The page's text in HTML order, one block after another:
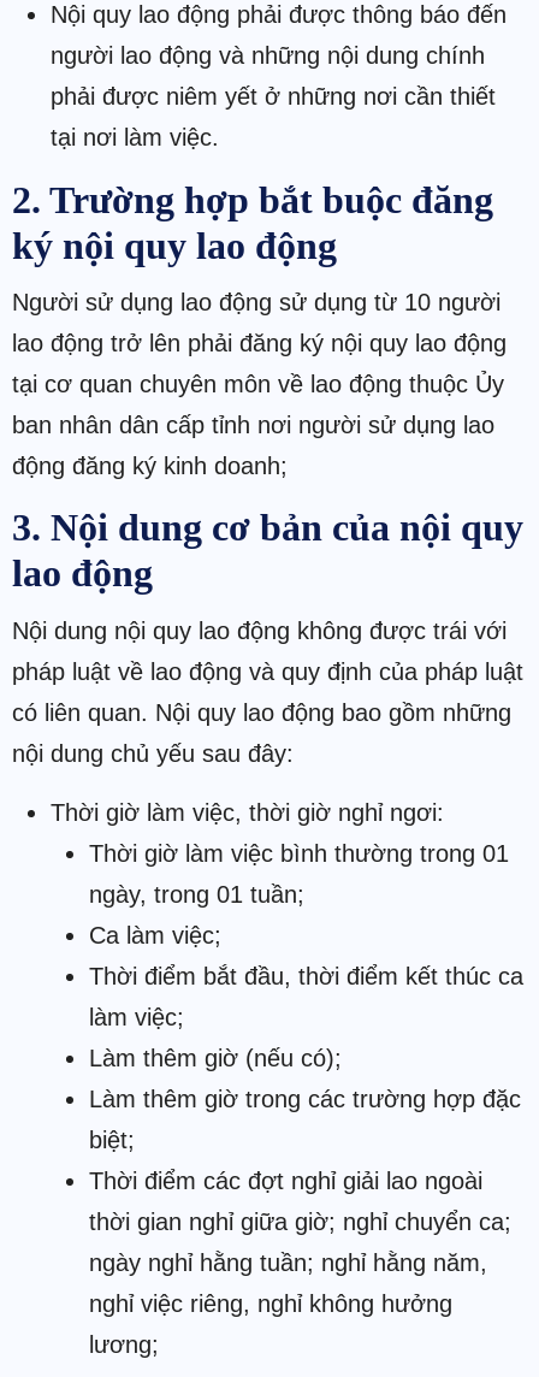
Nội quy lao động phải được thông báo đến
người lao động và những nội dung chính
phải được niêm yết ở những nơi cần thiết
tại nơi làm việc.
2. Trường hợp bắt buộc đăng
ký nội quy lao động
Người sử dụng lao động sử dụng từ 10 người
lao động trở lên phải đăng ký nội quy lao động
tại cơ quan chuyên môn về lao động thuộc Ủy
ban nhân dân cấp tỉnh nơi người sử dụng lao
động đăng ký kinh doanh;
3. Nội dung cơ bản của nội quy
lao động
Nội dung nội quy lao động không được trái với
pháp luật về lao động và quy định của pháp luật
có liên quan. Nội quy lao động bao gồm những
nội dung chủ yếu sau đây:
Thời giờ làm việc, thời giờ nghỉ ngơi:
Thời giờ làm việc bình thường trong 01
ngày, trong 01 tuần;
Ca làm việc;
Thời điểm bắt đầu, thời điểm kết thúc ca
làm việc;
Làm thêm giờ (nếu có);
Làm thêm giờ trong các trường hợp đặc
biệt;
Thời điểm các đợt nghỉ giải lao ngoài
thời gian nghỉ giữa giờ; nghỉ chuyển ca;
ngày nghỉ hằng tuần; nghỉ hằng năm,
nghỉ việc riêng, nghỉ không hưởng
lương;